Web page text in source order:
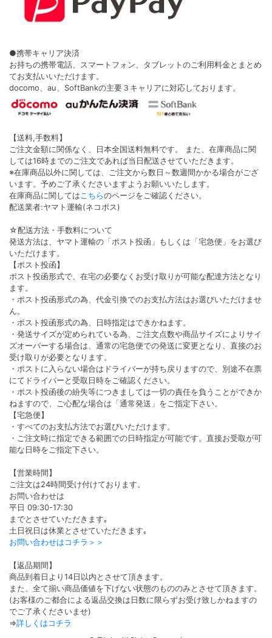
●携帯キャリア決済
お持ちの携帯電話、スマートフォン、タブレットのご利用料金とまとめ
てお支払いいただけます。
docomo、au、SoftBankの主要３キャリアに対応しております。
【送料,手数料】
ご注文金額に関係なく、日本全国送料無料です。 また、在庫商品に関
しては16時までのご注文であれば当日配送させていただきます。
※在庫商品以外に関しては、ご注文から数日～数週間かかる場合がござ
います。予めご了承くださいますようお願いいたします。
在庫商品に関しては こちらのページをご確認ください。
配送業者:ヤマト運輸(ネコポス)
☆配送方法・手数料について
発送方法は、ヤマト運輸の「ポスト投函」もしくは「宅急便」をお選び
いただけます。
【ポスト投函】
ポスト投函形式で、在宅の必要なくお受け取りが可能な配達方法となり
ます。
・ポスト投函形式の為、代金引換でのお支払方法はお選びいただけませ
ん。
・ポスト投函形式の為、日時指定はできかねます。
・発送サイズが定められている為、ご注文点数や商品サイズによりサイ
ズオーバーする場合は、通常の宅急便での発送に変更となり、直接のお
受け取りが必要となります。
・ポストに入らない場合はドライバーが持ち戻りますので、別途不在票
にてドライバーと受取日時をご確認ください。
・ポスト投函後の紛失等につきましては一切の責任を負うことができか
ねますので、ご心配な場合は「通常発送」をご指定下さい。
【宅急便】
・すべてのお支払方法でお選びいただけます。
・ご注文時に指定できる範囲での日時指定が可能です。直接お受取が可
能な日時をご指定下さい。
【営業時間】
ご注文は24時間受け付けております。
お問い合わせは
平日 09:30-17:30
までとさせていただきます｡
土日祝日は休業とさせていただきます｡
お問い合わせはコチラ＞＞
【返品期間】
商品到着日より14日以内とさせて頂きます。
また、全て揃い商品価値を下げない状態のもののみとさせて頂きます。
(お客様のご都合による返品交換は日数に限らずお受け致しかねますの
でご了承くださいませ)
⇒詳しくはコチラ